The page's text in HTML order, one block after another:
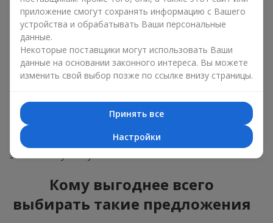
место для новых авторских букетов;
поступления большой партии цветов — когда мы
понимаем, что цветов заказано больше, чем нужно,
делаем привлекательные варианты дешевле,
сохранив качество.
Цветы из раздела “Горячее предложение” разлетаются как
свежие, качественные и будут радовать ваших
людей
и знакомых довольно долго. А ещё вы получите
настоящий премиальный сервис и современные идеи
цветочного оформления, такие как
заказывая букеты у нас.
Кому выгоднее всего
выбирать такие предложения
приложение смогут сохранять информацию с Вашего
устройства и обрабатывать Ваши персональные
данные.
Некоторые поставщики могут использовать Ваши
данные на основании законного интереса. Вы можете
изменить свой выбор позже по ссылке внизу страницы.
Принять все
Настройки